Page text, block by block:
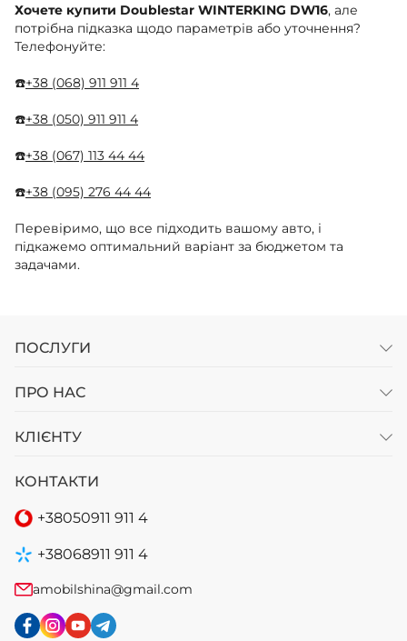
Хочете купити Doublestar WINTERKING DW16, але
потрібна підказка щодо параметрів або уточнення?
Телефонуйте:
☎️+38 (068) 911 911 4
☎️+38 (050) 911 911 4
☎️+38 (067) 113 44 44
☎️+38 (095) 276 44 44
Перевіримо, що все підходить вашому авто, і
підкажемо оптимальний варіант за бюджетом та
задачами.
ПОСЛУГИ
ПРО НАС
КЛІЄНТУ
КОНТАКТИ
+38050911 911 4
+38068911 911 4
amobilshina@gmail.com